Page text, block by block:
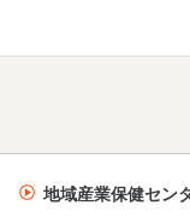
地域産業保健セン